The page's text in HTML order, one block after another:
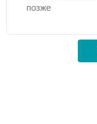
позже